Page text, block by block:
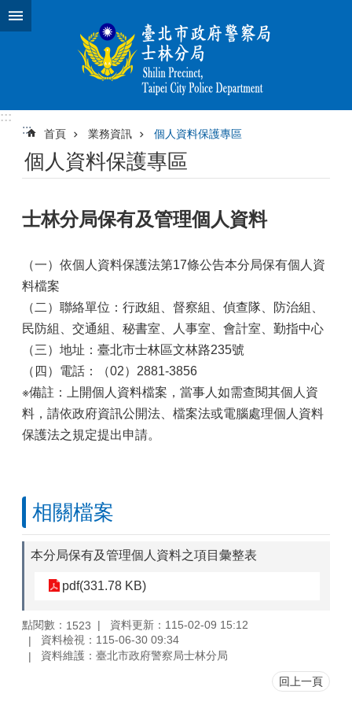
跳到主要內容區塊
:::
:::
首頁 業務資訊 個人資料保護專區
個人資料保護專區
士林分局保有及管理個人資料
（一）依個人資料保護法第17條公告本分局保有個人資
料檔案
（二）聯絡單位：行政組、督察組、偵查隊、防治組、
民防組、交通組、秘書室、人事室、會計室、勤指中心
（三）地址：臺北市士林區文林路235號
（四）電話：（02）2881-3856
※備註：上開個人資料檔案，當事人如需查閱其個人資
料，請依政府資訊公開法、檔案法或電腦處理個人資料
保護法之規定提出申請。
相關檔案
本分局保有及管理個人資料之項目彙整表
pdf(331.78 KB)
點閱數： 1523
資料更新：115-02-09 15:12
資料檢視：115-06-30 09:34
資料維護：臺北市政府警察局士林分局
回上一頁